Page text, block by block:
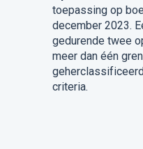
toepassing op
december 2023.
gedurende twee
meer dan één
criteria.